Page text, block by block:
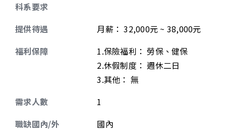
科系要求
提供待遇
月薪： 32,000元 ~ 38,000元
福利保障
1.保險福利： 勞保、健保
2.休假制度： 週休二日
3.其他： 無
需求人數
1
職缺國內/外
國內